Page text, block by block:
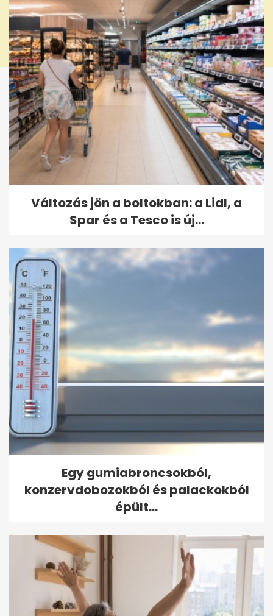
Változás jön a boltokban: a Lidl, a
Spar és a Tesco is új...
Egy gumiabroncsokból,
konzervdobozokból és palackokból
épült...